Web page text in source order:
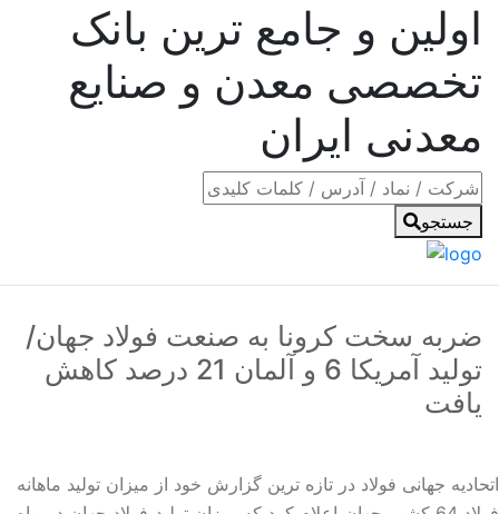
اولین و جامع ترین بانک
تخصصی معدن و صنایع
معدنی ایران
جستجو
ضربه سخت کرونا به صنعت فولاد جهان/
تولید آمریکا 6 و آلمان 21 درصد کاهش
یافت
اتحادیه جهانی فولاد در تازه ترین گزارش خود از میزان تولید ماهانه